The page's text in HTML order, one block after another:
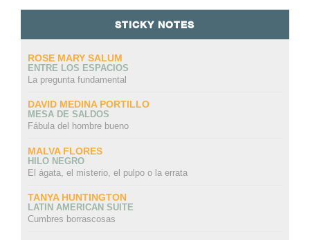
STICKY NOTES
ROSE MARY SALUM
ENTRE LOS ESPACIOS
La pregunta fundamental
DAVID MEDINA PORTILLO
MESA DE SALDOS
Fábula del hombre bueno
MALVA FLORES
HILO NEGRO
El ágata, el misterio, el pulpo o la errata
TANYA HUNTINGTON
LATIN AMERICAN SUITE
Cumbres borrascosas